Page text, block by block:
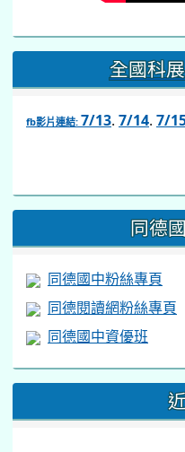
全國科
fb影片連結: 7/13. 7/14. 7/
https://
同德
同德國中粉絲專頁
同德閱讀網粉絲專頁
同德國中資優班